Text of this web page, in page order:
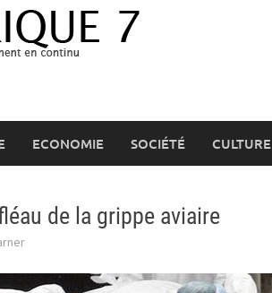
ECONOMIE SOCIÉTÉ CULTURE
de la grippe aviaire